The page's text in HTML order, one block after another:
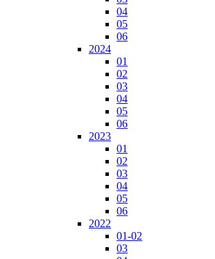
04
05
06
2024
01
02
03
04
05
06
2023
01
02
03
04
05
06
2022
01-02
03